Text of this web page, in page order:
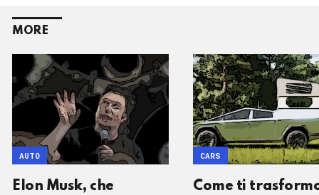
MORE
Elon Musk, che
AUTO
Come ti
CARS